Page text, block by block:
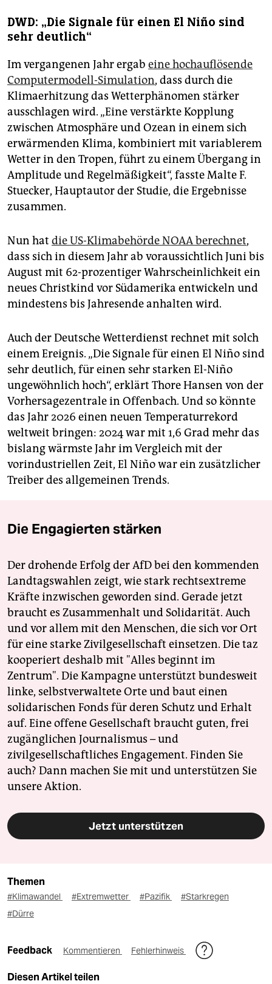
DWD: „Die Signale für einen El Niño sind
sehr deutlich“
Im vergangenen Jahr ergab eine hochauflösende
Computermodell-Simulation, dass durch die
Klimaerhitzung das Wetterphänomen stärker
ausschlagen wird. „Eine verstärkte Kopplung
zwischen Atmosphäre und Ozean in einem sich
erwärmenden Klima, kombiniert mit variablerem
Wetter in den Tropen, führt zu einem Übergang in
Amplitude und Regelmäßigkeit“, fasste Malte F.
Stuecker, Hauptautor der Studie, die Ergebnisse
zusammen.
Nun hat die US-Klimabehörde NOAA berechnet,
dass sich in diesem Jahr ab voraussichtlich Juni bis
August mit 62-prozentiger Wahrscheinlichkeit ein
neues Christkind vor Südamerika entwickeln und
mindestens bis Jahresende anhalten wird.
Auch der Deutsche Wetterdienst rechnet mit solch
einem Ereignis. „Die Signale für einen El Niño sind
sehr deutlich, für einen sehr starken El-Niño
ungewöhnlich hoch“, erklärt Thore Hansen von der
Vorhersagezentrale in Offenbach. Und so könnte
das Jahr 2026 einen neuen Temperaturrekord
weltweit bringen: 2024 war mit 1,6 Grad mehr das
bislang wärmste Jahr im Vergleich mit der
vorindustriellen Zeit, El Niño war ein zusätzlicher
Treiber des allgemeinen Trends.
Die Engagierten stärken
Der drohende Erfolg der AfD bei den kommenden
Landtagswahlen zeigt, wie stark rechtsextreme
Kräfte inzwischen geworden sind. Gerade jetzt
braucht es Zusammenhalt und Solidarität. Auch
und vor allem mit den Menschen, die sich vor Ort
für eine starke Zivilgesellschaft einsetzen. Die taz
kooperiert deshalb mit "Alles beginnt im
Zentrum". Die Kampagne unterstützt bundesweit
linke, selbstverwaltete Orte und baut einen
solidarischen Fonds für deren Schutz und Erhalt
auf. Eine offene Gesellschaft braucht guten, frei
zugänglichen Journalismus – und
zivilgesellschaftliches Engagement. Finden Sie
auch? Dann machen Sie mit und unterstützen Sie
unsere Aktion.
Jetzt unterstützen
Themen
#Klimawandel #Extremwetter #Pazifik
#Starkregen
#Dürre
Feedback Kommentieren Fehlerhinweis
Diesen Artikel teilen